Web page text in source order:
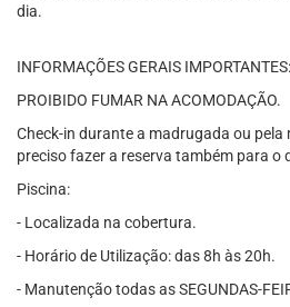
dia.
INFORMAÇÕES GERAIS IMPORTANTES:
PROIBIDO FUMAR NA ACOMODAÇÃO.
Check-in durante a madrugada ou pela
preciso fazer a reserva também para o
Piscina:
- Localizada na cobertura.
- Horário de Utilização: das 8h às 20h.
- Manutenção todas as SEGUNDAS-